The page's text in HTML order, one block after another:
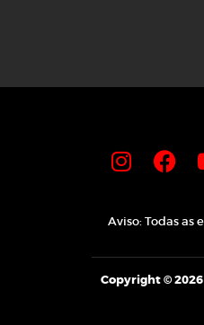
Aviso: Todas
Copyright ©